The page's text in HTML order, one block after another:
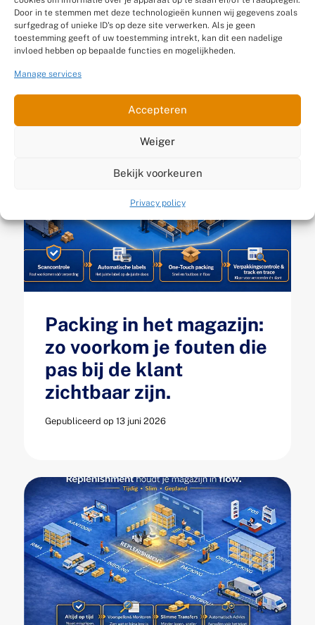
Door in te stemmen met deze technologieën kunnen wij gegevens zoals
surfgedrag of unieke ID's op deze site verwerken. Als je geen
toestemming geeft of uw toestemming intrekt, kan dit een nadelige
invloed hebben op bepaalde functies en mogelijkheden.
Manage services
Accepteren
Weiger
Bekijk voorkeuren
Privacy policy
signalen dat je magazijn
je groei afremt
Gepubliceerd op 13 juli 2026
Packing in het magazijn:
zo voorkom je fouten die
pas bij de klant
zichtbaar zijn.
Gepubliceerd op 13 juni 2026